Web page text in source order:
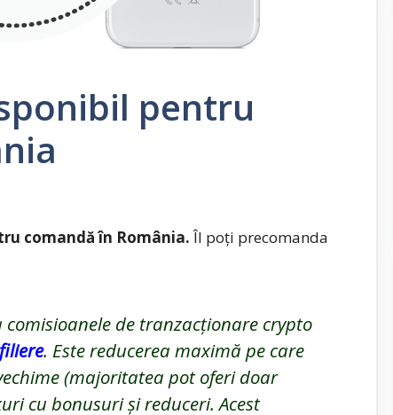
pentru
comandă în România.Îl poți precomanda
comisioanele de tranzacționare crypto
. Este reducerea maximă pe care
(majoritatea pot oferi doar
cu bonusuri și reduceri. Acest